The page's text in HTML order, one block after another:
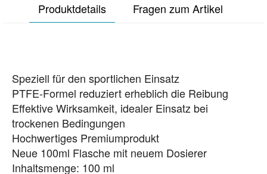
Produktdetails Fragen zum Artikel
Speziell für den sportlichen Einsatz
PTFE-Formel reduziert erheblich die Reibung
Effektive Wirksamkeit, idealer Einsatz bei
trockenen Bedingungen
Hochwertiges Premiumprodukt
Neue 100ml Flasche mit neuem Dosierer
Inhaltsmenge: 100 ml